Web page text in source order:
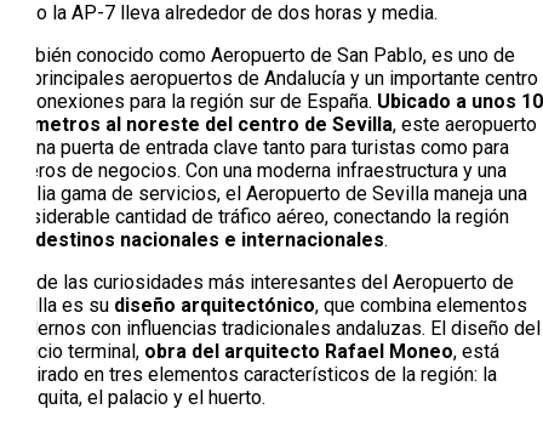
luego la AP-7 lleva alrededor de dos horas y media.
También conocido como Aeropuerto de San Pablo, es uno de
los principales aeropuertos de Andalucía y un importante centro
de conexiones para la región sur de España. Ubicado a unos 10
kilómetros al noreste del centro de Sevilla, este aeropuerto
es una puerta de entrada clave tanto para turistas como para
viajeros de negocios. Con una moderna infraestructura y una
amplia gama de servicios, el Aeropuerto de Sevilla maneja una
considerable cantidad de tráfico aéreo, conectando la región
destinos nacionales e internacionales.
Una de las curiosidades más interesantes del Aeropuerto de
Sevilla es su diseño arquitectónico, que combina elementos
modernos con influencias tradicionales andaluzas. El diseño del
edificio terminal, obra del arquitecto Rafael Moneo, está
inspirado en tres elementos característicos de la región: la
mezquita, el palacio y el huerto.